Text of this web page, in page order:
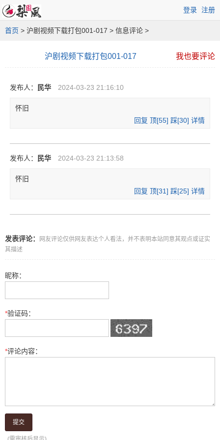
登录 注册
首页 > 沪剧视频下载打包001-017 > 信息评论 >
我也要评论
沪剧视频下载打包001-017
发布人： 民华 2024-03-23 21:16:10
怀旧
回复 顶[55] 踩[30] 详情
发布人： 民华 2024-03-23 21:13:58
怀旧
回复 顶[31] 踩[25] 详情
发表评论：
网友评论仅供网友表达个人看法，并不表明本站同意其观点或证实
其描述
昵称：
*验证码：
*评论内容：
提交